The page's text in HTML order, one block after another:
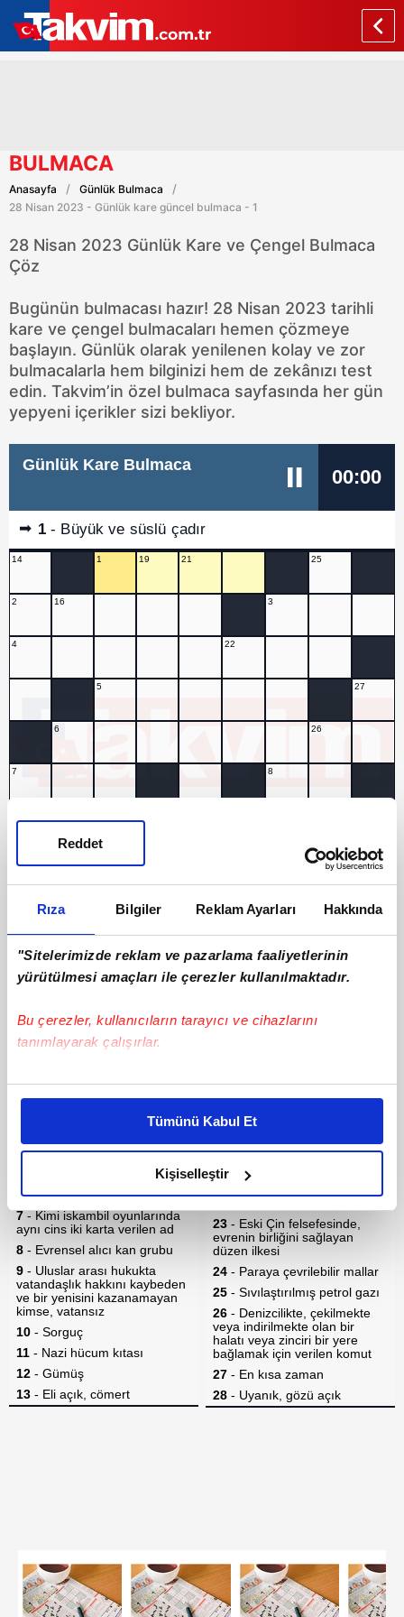
Rıza Bilgiler Reklam Ayarları Hakkında
"Sitelerimizde reklam ve pazarlama faaliyetlerinin
yürütülmesi amaçları ile çerezler kullanılmaktadır.
Bu çerezler, kullanıcıların tarayıcı ve cihazlarını
tanımlayarak çalışırlar.
Bu çerezlere izin vermeniz halinde sizlere özel
daha iyi reklam deneyimi yaşatabiliriz. Bunu yaparken
amacımızın size daha iyi bir reklam deneyimi sunmak
olduğunu ve sizlere en iyi içerikleri sunabilmek adına
elimizden gelen çabayı gösterdiğimizi ve bu noktada,
reklamların maliyetlerimizi karşılamak noktasında tek gelir
kalemimiz olduğunu sizlere hatırlatmak isteriz.
Her halükârda, kullanıcılar, bu çerezlere izin vermedikleri
takdirde, kullanıcılara hedefli reklamlar
Sizlere daha iyi bir hizmet sunabilmek için İnternet
Sitemizde kendimize ve üçüncü kişilere ait çerezler
kullanılmaktadır. Bu çerezler vasıtasıyla çeşitli kişisel
Çerezlere ilişkin tercihlerinizi aşağıda yer alan panel
vasıtasıyla belirleyebilirsiniz. Çerezlere ilişkin detaylı bilgi
Tümünü Kabul Et
Kişiselleştir
Reddet
BULMACA
Anasayfa
Günlük Bulmaca
28 Nisan 2023 - Günlük kare güncel bulmaca - 1
28 Nisan 2023 Günlük Kare ve Çengel Bulmaca
Çöz
Bugünün bulmacası hazır! 28 Nisan 2023 tarihli
kare ve çengel bulmacaları hemen çözmeye
başlayın. Günlük olarak yenilenen kolay ve zor
bulmacalarla hem bilginizi hem de zekânızı test
edin. Takvim’in özel bulmaca sayfasında her gün
yepyeni içerikler sizi bekliyor.